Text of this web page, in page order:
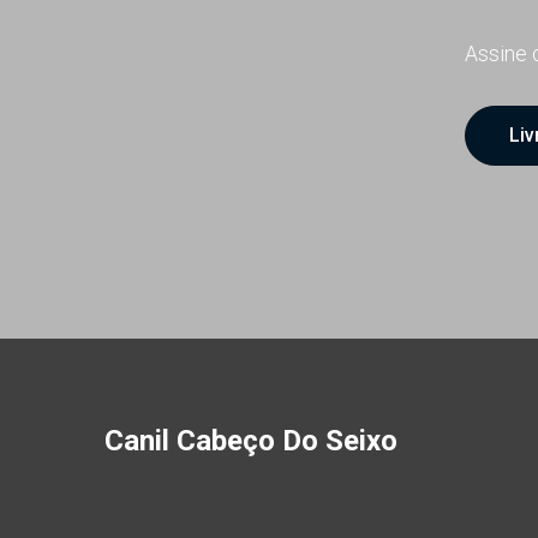
Assine
Canil Cabeço Do Seixo